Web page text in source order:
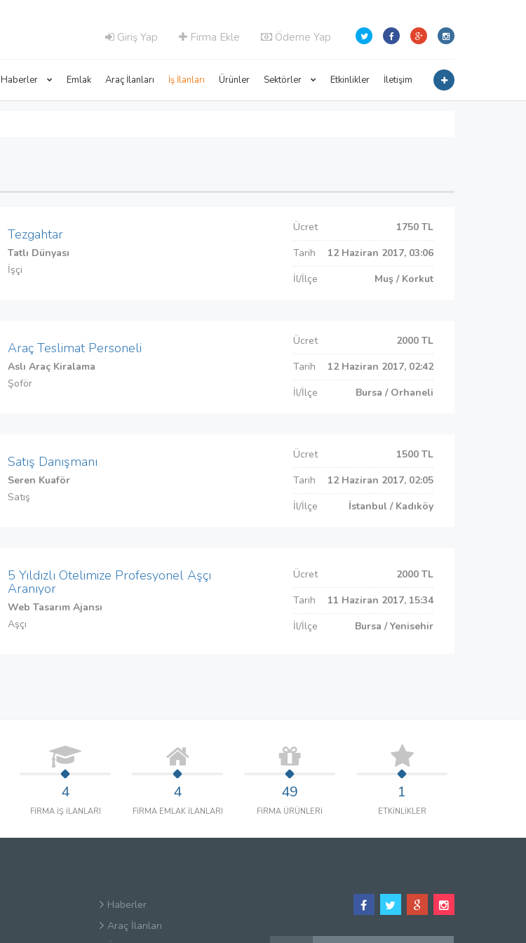
Giriş Yap Firma Ekle Ödeme Yap
Haberler Emlak Araç İlanları İş İlanları Ürünler Sektörler Etkinlikler İletişim
Tezgahtar
Tatlı Dünyası
İşçi
Ücret
1750 TL
Tarih
12 Haziran 2017, 03:06
İl/İlçe
Muş / Korkut
Araç Teslimat Personeli
Aslı Araç Kiralama
Şoför
Ücret
2000 TL
Tarih
12 Haziran 2017, 02:42
İl/İlçe
Bursa / Orhaneli
Satış Danışmanı
Seren Kuaför
Satış
Ücret
1500 TL
Tarih
12 Haziran 2017, 02:05
İl/İlçe
İstanbul / Kadıköy
5 Yıldızlı Otelimize Profesyonel Aşçı
Aranıyor
Web Tasarım Ajansı
Aşçı
Ücret
2000 TL
Tarih
11 Haziran 2017, 15:34
İl/İlçe
Bursa / Yenisehir
4
FİRMA İŞ İLANLARI
4
FİRMA EMLAK İLANLARI
49
FİRMA ÜRÜNLERİ
1
ETKİNLİKLER
Haberler
Araç İlanları